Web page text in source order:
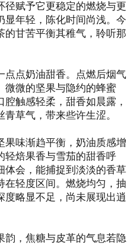
径赋予它更稳定的燃烧与更
显年轻，陈化时间尚浅。今
的甘苦平衡其稚气，聆听那
点点奶油甜香。点燃后烟气
微微的坚果与隐约的蜂蜜
触感轻柔，甜香如晨露，
草气，带来些许生涩。
果味渐趋平衡，奶油质感增
轻焙果香与雪茄的甜香呼
体会，能捕捉到淡淡的香草
在轻度区间。燃烧均匀，抽
度略显不足，尚未展现出逍
韵，焦糖与皮革的气息若隐